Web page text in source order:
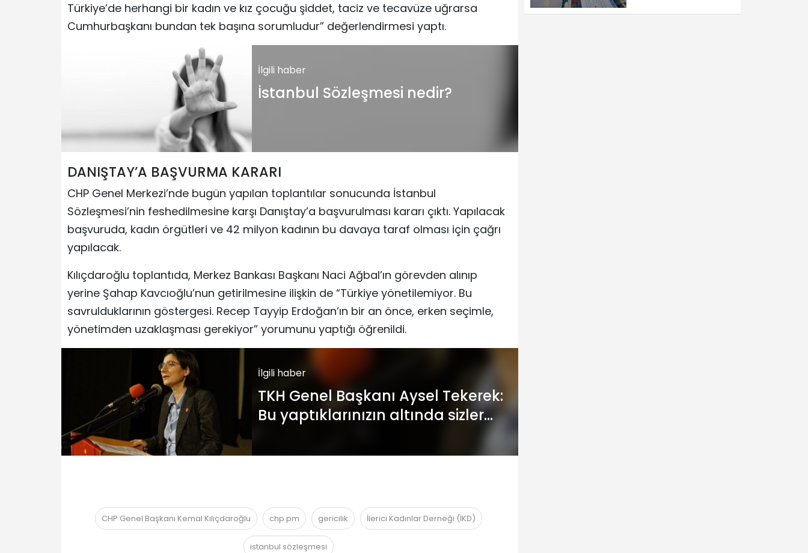
Türkiye’de herhangi bir kadın ve kız çocuğu şiddet, taciz ve tecavüze uğrarsa
Cumhurbaşkanı bundan tek başına sorumludur” değerlendirmesi yaptı.
İlgili haber
İstanbul Sözleşmesi nedir?
DANIŞTAY’A BAŞVURMA KARARI
CHP Genel Merkezi’nde bugün yapılan toplantılar sonucunda İstanbul
Sözleşmesi’nin feshedilmesine karşı Danıştay’a başvurulması kararı çıktı. Yapılacak
başvuruda, kadın örgütleri ve 42 milyon kadının bu davaya taraf olması için çağrı
yapılacak.
Kılıçdaroğlu toplantıda, Merkez Bankası Başkanı Naci Ağbal’ın görevden alınıp
yerine Şahap Kavcıoğlu’nun getirilmesine ilişkin de “Türkiye yönetilemiyor. Bu
savrulduklarının göstergesi. Recep Tayyip Erdoğan’ın bir an önce, erken seçimle,
yönetimden uzaklaşması gerekiyor” yorumunu yaptığı öğrenildi.
İlgili haber
TKH Genel Başkanı Aysel Tekerek:
Bu yaptıklarınızın altında sizler
ezileceksiniz kadınlar yaşayacak
CHP Genel Başkanı Kemal Kılıçdaroğlu chp pm gericilik İlerici Kadınlar Derneği (İKD)
istanbul sözleşmesi